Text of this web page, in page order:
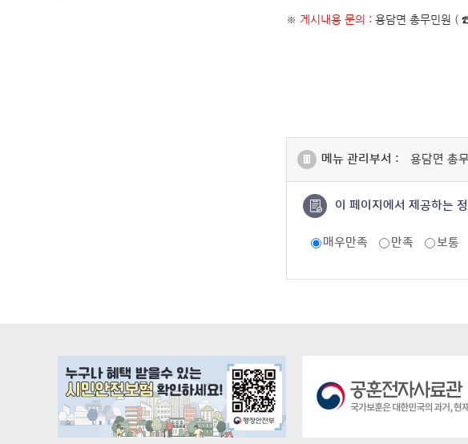
※ 게시내용 문의 : 용담면 총무민원 (
메뉴 관리부서 : 용담면 총
이 페이지에서 제공하는
매우만족 만족 보통